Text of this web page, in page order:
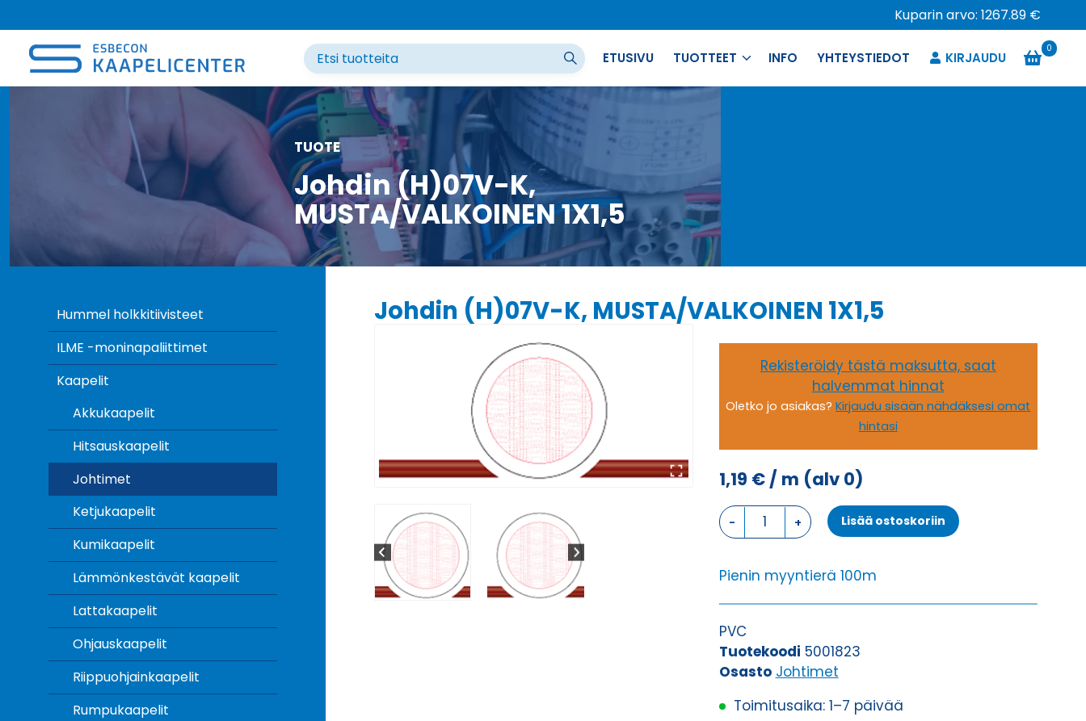
sisältöön
Kuparin arvo: 1267.89 €
ETUSIVU TUOTTEET INFO YHTEYSTIEDOT KIRJAUDU
0
TUOTE
Johdin (H)07V-K,
MUSTA/VALKOINEN 1X1,5
Hummel holkkitiivisteet
ILME -moninapaliittimet
Kaapelit
Akkukaapelit
Hitsauskaapelit
Johtimet
Ketjukaapelit
Kumikaapelit
Lämmönkestävät kaapelit
Lattakaapelit
Ohjauskaapelit
Riippuohjainkaapelit
Rumpukaapelit
Johdin (H)07V-K, MUSTA/VALKOINEN 1X1,5
Rekisteröidy tästä maksutta, saat
halvemmat hinnat
Oletko jo asiakas?Kirjaudu sisään nähdäksesi omat
hintasi
1,19 €/ m (alv 0)
Johdin
(H)07V-
MUSTA/VALKOINEN
Lisää ostoskoriin
Pienin myyntierä 100m
PVC
Tuotekoodi 5001823
Osasto Johtimet
Toimitusaika: 1–7 päivää